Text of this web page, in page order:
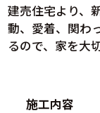
建売住宅より、
動、愛着、関わ
るので、家を大
施工内容